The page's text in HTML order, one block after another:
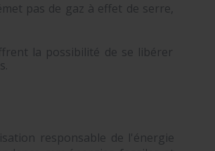
pas de gaz à effet de serre,
la possibilité de se libérer
responsable de l'énergie